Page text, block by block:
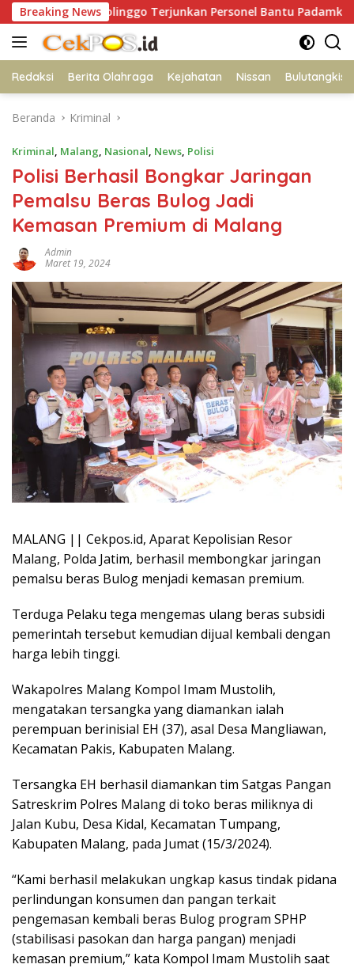
Langsung
ke
konten
Breaking News
Terjunkan Personel Bantu Padamkan Kebakaran
Redaksi Berita Olahraga Kejahatan Nissan Bulutangkis
Beranda Kriminal
Kriminal, Malang, Nasional, News, Polisi
Polisi Berhasil Bongkar Jaringan
Pemalsu Beras Bulog Jadi
Kemasan Premium di Malang
Admin
Maret 19, 2024
MALANG || Cekpos.id, Aparat Kepolisian Resor
Malang, Polda Jatim, berhasil membongkar jaringan
pemalsu beras Bulog menjadi kemasan premium.
Terduga Pelaku tega mengemas ulang beras subsidi
pemerintah tersebut kemudian dijual kembali dengan
harga lebih tinggi.
Wakapolres Malang Kompol Imam Mustolih,
mengatakan tersangka yang diamankan ialah
perempuan berinisial EH (37), asal Desa Mangliawan,
Kecamatan Pakis, Kabupaten Malang.
Tersangka EH berhasil diamankan tim Satgas Pangan
Satreskrim Polres Malang di toko beras miliknya di
Jalan Kubu, Desa Kidal, Kecamatan Tumpang,
Kabupaten Malang, pada Jumat (15/3/2024).
“Kami berhasil melakukan ungkap kasus tindak pidana
perlindungan konsumen dan pangan terkait
pengemasan kembali beras Bulog program SPHP
(stabilisasi pasokan dan harga pangan) menjadi
kemasan premium,” kata Kompol Imam Mustolih saat